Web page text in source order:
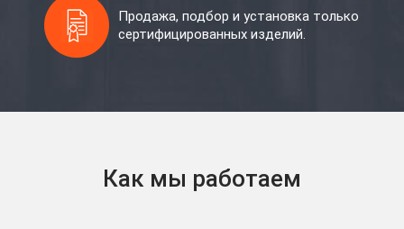
Продажа, подбор и установка только
сертифицированных изделий.
Как мы работаем